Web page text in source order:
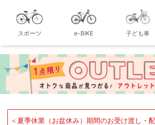
スポーツ e-BIKE 子ども車
＜夏季休業（お盆休み）期間のお受け渡し・